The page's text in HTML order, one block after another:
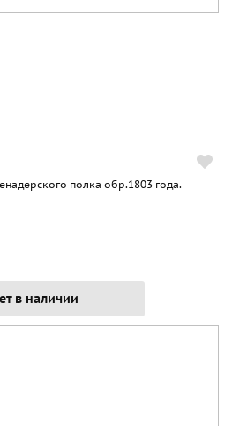
полка обр.1803 года.
в наличии